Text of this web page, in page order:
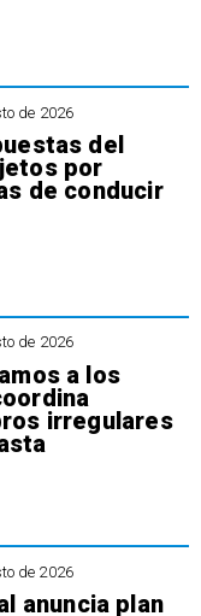
de 2026
del
por
de conducir
de 2026
a los
irregulares
de 2026
anuncia plan